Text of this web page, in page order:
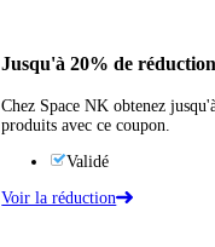
Jusqu'à 20% de réduction
Chez Space NK obtenez
produits avec ce coupon.
Validé
Voir la réduction